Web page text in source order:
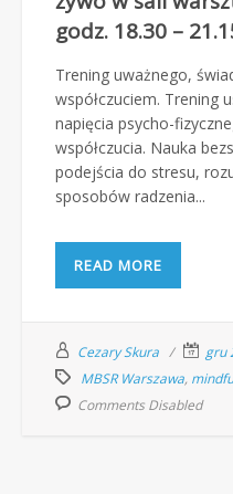
godz. 18.30 –
Trening uważnego,
współczuciem. Trening
napięcia psycho-
współczucia. Nauka
podejścia do stresu,
sposobów radzenia...
READ MORE
Cezary Skura
gru
MBSR Warszawa,
Comments Disabled